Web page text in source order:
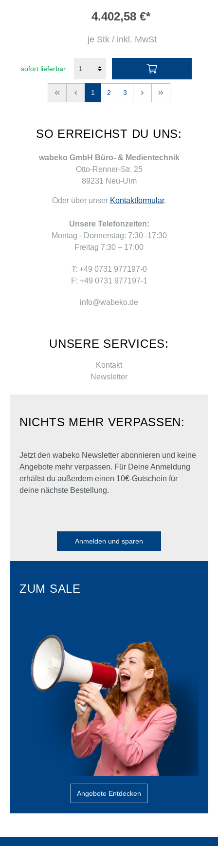
4.402,58 €*
je Stk / inkl. MwSt
sofort lieferbar
<< < 1 2 3 > >>
SO ERREICHST DU UNS:
wabeko GmbH Büro- & Medientechnik
Otto-Renner-Str. 25
89231 Neu-Ulm
Oder über unser Kontaktformular.
Unsere Telefonzeiten:
Montag - Donnerstag: 7:30 -17:30
Freitag 7:30 – 17:00
T: +49 0731 977197-0
F: +49 0731 977197-1
info@wabeko.de
UNSERE SERVICES:
Kontakt
Newsletter
NICHTS MEHR VERPASSEN:
Jetzt den wabeko Newsletter abonnieren und keine
Angebote mehr verpassen. Für Deine Anmeldung
erhältst du außerdem einen 10€-Gutschein für
deine nächste Bestellung.
Anmelden und sparen
ZUM SALE
Angebote Entdecken